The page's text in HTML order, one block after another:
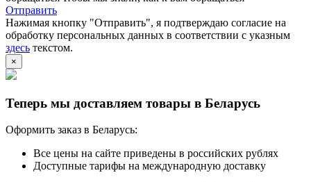
Отправить
Нажимая кнопку "Отправить", я подтверждаю согласие на
обработку персональных данных в соответствии с указным
здесь текстом.
×
Теперь мы доставляем товары в Беларусь
Оформить заказ в Беларусь:
Все цены на сайте приведены в российских рублях
Доступные тарифы на международную доставку